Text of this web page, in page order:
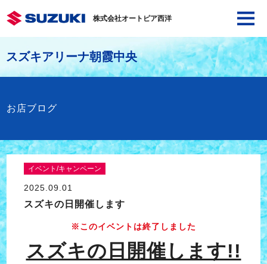
株式会社オートピア西洋
スズキアリーナ朝霞中央
お店ブログ
イベント/キャンペーン
2025.09.01
スズキの日開催します
※このイベントは終了しました
スズキの日開催します!!